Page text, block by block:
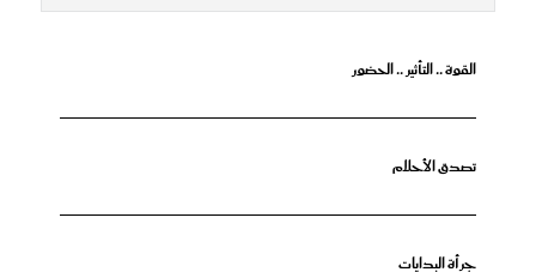
القوة .. التأثير .. الحضور
تصدق الأحلام
جرأة البدايات